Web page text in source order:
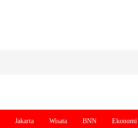
Jakarta Wisata BNN Ekonomi